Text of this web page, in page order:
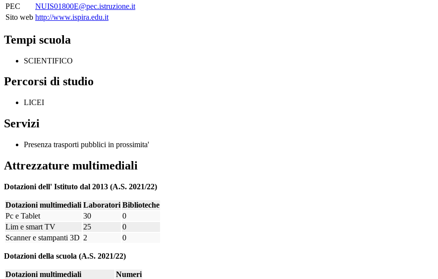
PEC
NUIS01800E@pec.istruzione.it
Sito web http://www.ispira.edu.it
Tempi scuola
SCIENTIFICO
Percorsi di studio
LICEI
Servizi
Presenza trasporti pubblici in prossimita'
Attrezzature multimediali
Dotazioni dell' Istituto dal 2013 (A.S. 2021/22)
Dotazioni multimediali Laboratori Biblioteche
Pc e Tablet
30
0
Lim e smart TV
25
0
Scanner e stampanti 3D 2 0
Dotazioni della scuola (A.S. 2021/22)
Dotazioni multimediali Numeri